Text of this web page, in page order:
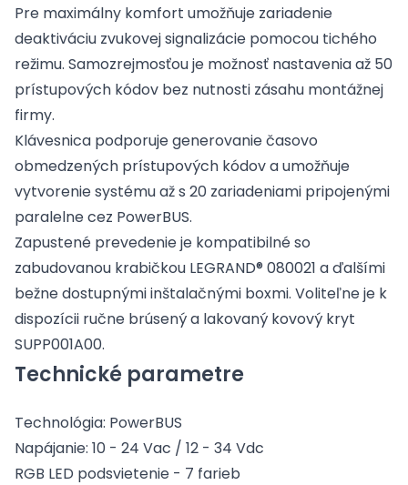
Pre maximálny komfort umožňuje zariadenie
deaktiváciu zvukovej signalizácie pomocou tichého
režimu. Samozrejmosťou je možnosť nastavenia až 50
prístupových kódov bez nutnosti zásahu montážnej
firmy.
Klávesnica podporuje generovanie časovo
obmedzených prístupových kódov a umožňuje
vytvorenie systému až s 20 zariadeniami pripojenými
paralelne cez PowerBUS.
Zapustené prevedenie je kompatibilné so
zabudovanou krabičkou LEGRAND® 080021 a ďalšími
bežne dostupnými inštalačnými boxmi. Voliteľne je k
dispozícii ručne brúsený a lakovaný kovový kryt
SUPP001A00.
Technické parametre
Technológia: PowerBUS
Napájanie: 10 - 24 Vac / 12 - 34 Vdc
RGB LED podsvietenie - 7 farieb